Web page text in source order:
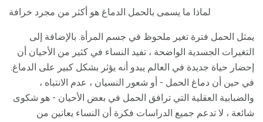
لماذا ما يسمى بالحمل الدماغ هو أكثر من مجرد خرافة
يمثل الحمل فترة تغير ملحوظ في جسم المرأة. بالإضافة إلى
التغيرات الجسدية الواضحة ، تفيد النساء في كثير من الأحيان أن
إحضار حياة جديدة في العالم يبدو أنه يؤثر بشكل كبير على الدماغ.
في حين أن دماغ الحمل - أو شعور النسيان ، عدم الانتباه ،
والضبابية العقلية التي ترافق الحمل في بعض الأحيان - هو شكوى
شائعة ، لا تدعم جميع الدراسات فكرة أن النساء يعانين من